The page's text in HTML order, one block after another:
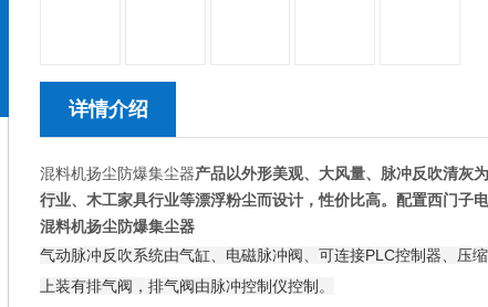
详情介绍
混料机扬尘防爆集尘器产品以外形美观、大风量、脉冲反吹清灰
行业、木工家具行业等漂浮粉尘而设计，性价比高。配置西门子
混料机扬尘防爆集尘器
气动脉冲反吹系统由气缸、电磁脉冲阀、可连接PLC控制器、压
上装有排气阀，排气阀由脉冲控制仪控制。